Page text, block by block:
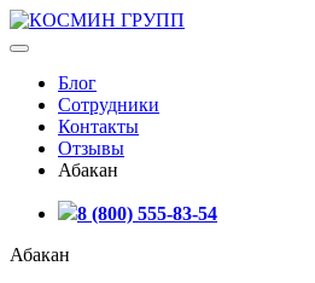
Блог
Сотрудники
Контакты
Отзывы
Абакан
8 (800) 555-83-54
Абакан